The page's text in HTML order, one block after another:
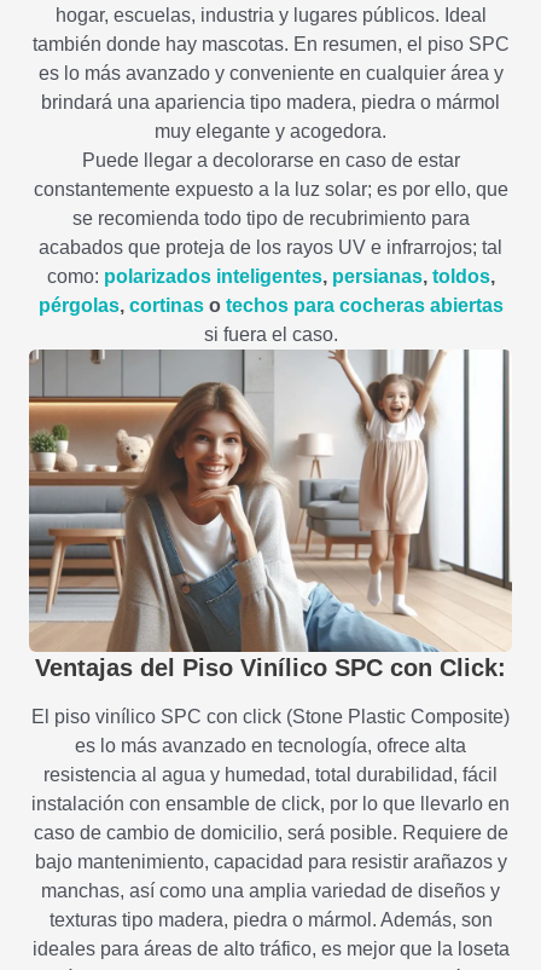
hogar, escuelas, industria y lugares públicos. Ideal
también donde hay mascotas. En resumen, el piso SPC
es lo más avanzado y conveniente en cualquier área y
brindará una apariencia tipo madera, piedra o mármol
muy elegante y acogedora.
Puede llegar a decolorarse en caso de estar
constantemente expuesto a la luz solar; es por ello, que
se recomienda todo tipo de recubrimiento para
acabados que proteja de los rayos UV e infrarrojos; tal
como: polarizados inteligentes, persianas, toldos,
pérgolas, cortinas o techos para cocheras abiertas
si fuera el caso.
Ventajas del Piso Vinílico SPC con Click:
El piso vinílico SPC con click (Stone Plastic Composite)
es lo más avanzado en tecnología, ofrece alta
resistencia al agua y humedad, total durabilidad, fácil
instalación con ensamble de click, por lo que llevarlo en
caso de cambio de domicilio, será posible. Requiere de
bajo mantenimiento, capacidad para resistir arañazos y
manchas, así como una amplia variedad de diseños y
texturas tipo madera, piedra o mármol. Además, son
ideales para áreas de alto tráfico, es mejor que la loseta